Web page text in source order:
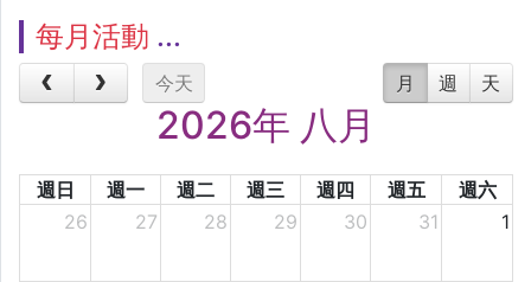
每月活動
今天 月 週 天
2026年 八月
週日 週一 週二 週三 週四 週五
週六
26
27 28 29 30 31 1